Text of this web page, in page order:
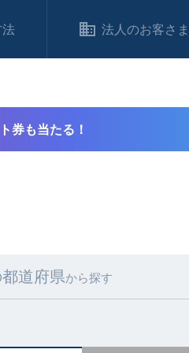
法 法人のお客さま
券も当たる！
道府県から探す